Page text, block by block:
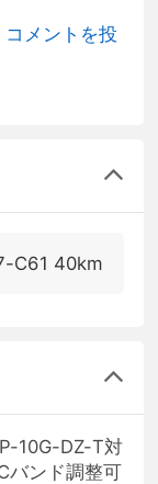
コメントを投
C61 40km
10G-DZ-T対
バンド調整可